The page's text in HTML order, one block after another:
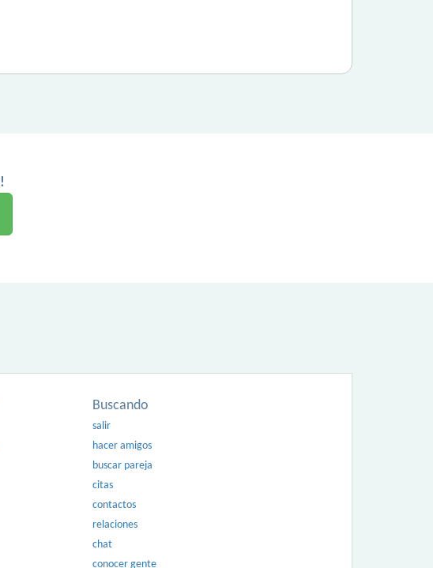
Buscando
salir
hacer amigos
buscar pareja
citas
contactos
relaciones
chat
conocer gente